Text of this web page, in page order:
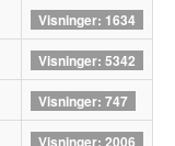
Visninger: 1634
Visninger: 5342
Visninger: 747
Visninger: 2006